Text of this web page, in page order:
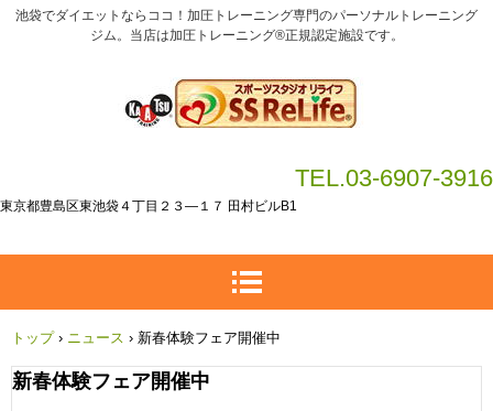
池袋でダイエットならココ！加圧トレーニング専門のパーソナルトレーニング
ジム。当店は加圧トレーニング®正規認定施設です。
TEL.03-6907-3916
東京都豊島区東池袋４丁目２３―１７ 田村ビルB1
トップ › ニュース › 新春体験フェア開催中
新春体験フェア開催中